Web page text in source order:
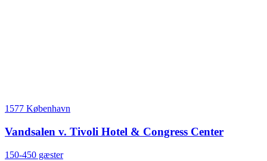
1577 København
Vandsalen v. Tivoli Hotel & Congress Center
150-450 gæster